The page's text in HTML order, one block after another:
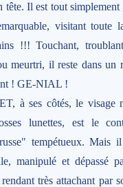
Il est tout simplement
visitant toute
!!! Touchant,
meurtri, il reste dans un
! GE-NIAL !
à ses côtés, le visage
lunettes, est le
tempétueux. Mais
manipulé et dépassé
très attachant par